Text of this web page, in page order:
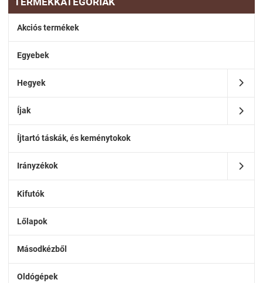
Akciós termékek
Egyebek
Hegyek
Íjak
Íjtartó táskák, és keménytokok
Irányzékok
Kifutók
Lőlapok
Másodkézből
Oldógépek